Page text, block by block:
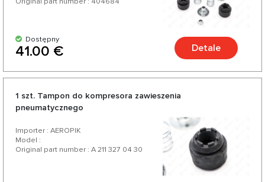
Dostępny
41.00 € Detale
1 szt. Tampon do kompresora zawieszenia
pneumatycznego
Importer : AEROPIK
Model :
Original part number : A 211 327 04 30